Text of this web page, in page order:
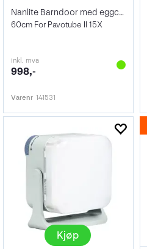
Nanlite Barndoor med eggcrate Grid
60cm For Pavotube II 15X
inkl. mva
998,-
Varenr 141531
Kjøp